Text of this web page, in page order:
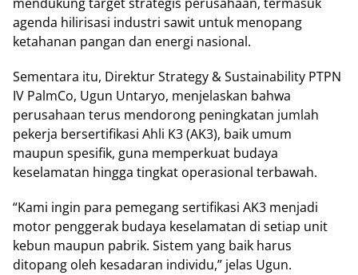
agenda hilirisasi industri sawit untuk menopang
ketahanan pangan dan energi nasional.
Sementara itu, Direktur Strategy & Sustainability PTPN
IV PalmCo, Ugun Untaryo, menjelaskan bahwa
perusahaan terus mendorong peningkatan jumlah
pekerja bersertifikasi Ahli K3 (AK3), baik umum
maupun spesifik, guna memperkuat budaya
keselamatan hingga tingkat operasional terbawah.
“Kami ingin para pemegang sertifikasi AK3 menjadi
motor penggerak budaya keselamatan di setiap unit
kebun maupun pabrik. Sistem yang baik harus
ditopang oleh kesadaran individu,” jelas Ugun.